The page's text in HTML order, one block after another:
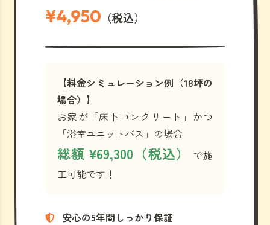
¥4,950 （税込）
【料金シミュレーション例（18坪の
場合）】
お家が「床下コンクリート」かつ
「浴室ユニットバス」の場合
総額 ¥69,300（税込）
で施
工可能です！
安心の5年間しっかり保証